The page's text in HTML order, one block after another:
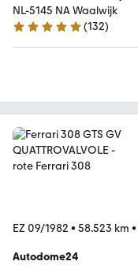
NL-5145 NA Waalwijk
5 Sterne
(132)
EZ 09/1982 • 58.523 km •
Autodome24